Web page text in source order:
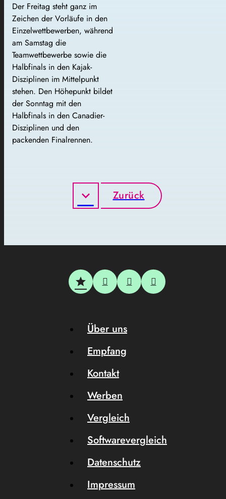
Der Freitag steht ganz im
Zeichen der Vorläufe in den
Einzelwettbewerben, während
am Samstag die
Teamwettbewerbe sowie die
Halbfinals in den Kajak-
Disziplinen im Mittelpunkt
stehen. Den Höhepunkt bildet
der Sonntag mit den
Halbfinals in den Canadier-
Disziplinen und den
packenden Finalrennen.
Zurück
Über uns
Empfang
Kontakt
Werben
Vergleich
Softwarevergleich
Datenschutz
Impressum